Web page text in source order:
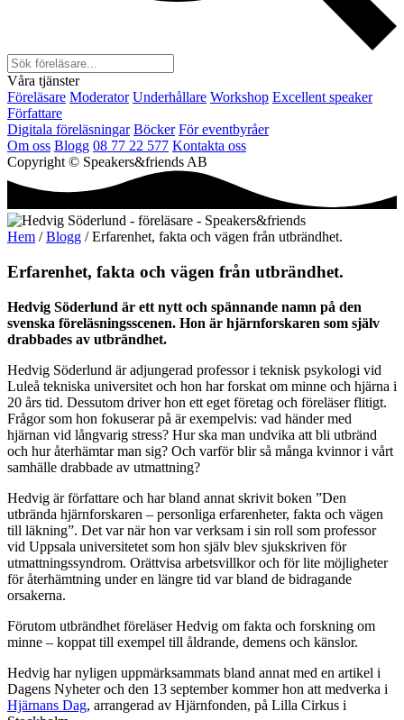
Våra tjänster
Föreläsare Moderator Underhållare Workshop Excellent speaker
Författare
Digitala föreläsningar Böcker För eventbyråer
Om oss Blogg 08 77 22 577 Kontakta oss
Copyright © Speakers&friends AB
Hem /Blogg / Erfarenhet, fakta och vägen från utbrändhet.
Erfarenhet, fakta och vägen från utbrändhet.
Hedvig Söderlund är ett nytt och spännande namn på den
svenska föreläsningsscenen. Hon är hjärnforskaren som själv
drabbades av utbrändhet.
Hedvig Söderlund är adjungerad professor i teknisk psykologi vid
Luleå tekniska universitet och hon har forskat om minne och hjärna i
20 års tid. Dessutom driver hon ett eget företag och föreläser flitigt.
Frågor som hon fokuserar på är exempelvis: vad händer med
hjärnan vid långvarig stress? Hur ska man undvika att bli utbränd
och hur återhämtar man sig? Och varför blir så många kvinnor i vårt
samhälle drabbade av utmattning?
Hedvig är författare och har bland annat skrivit boken ”Den
utbrända hjärnforskaren – personliga erfarenheter, fakta och vägen
till läkning”. Det var när hon var verksam i sin roll som professor
vid Uppsala universitetet som hon själv blev sjukskriven för
utmattningssyndrom. Orättvisa arbetsvillkor och för lite möjligheter
för återhämtning under en längre tid var bland de bidragande
orsakerna.
Förutom utbrändhet föreläser Hedvig om fakta och forskning om
minne – koppat till exempel till åldrande, demens och känslor.
Hedvig har nyligen uppmärksammats bland annat med en artikel i
Dagens Nyheter och den 13 september kommer hon att medverka i
Hjärnans Dag, arrangerad av Hjärnfonden, på Lilla Cirkus i